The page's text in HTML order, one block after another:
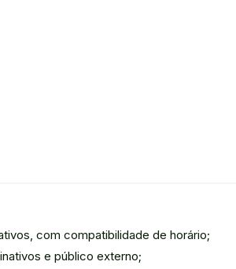
com compatibilidade de horário;
e público externo;